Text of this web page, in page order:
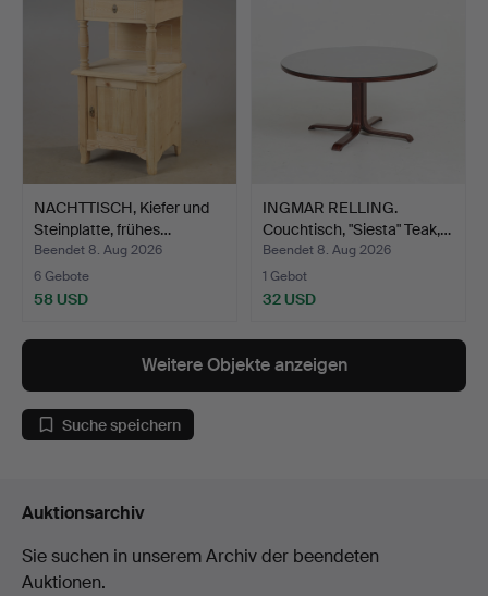
NACHTTISCH, Kiefer und
Steinplatte, frühes…
Beendet 8. Aug 2026
6 Gebote
58 USD
INGMAR RELLING.
Couchtisch, "Siesta" Teak,…
Beendet 8. Aug 2026
1 Gebot
32 USD
Weitere Objekte anzeigen
Suche speichern
Auktionsarchiv
Sie suchen in unserem Archiv der beendeten
Auktionen.